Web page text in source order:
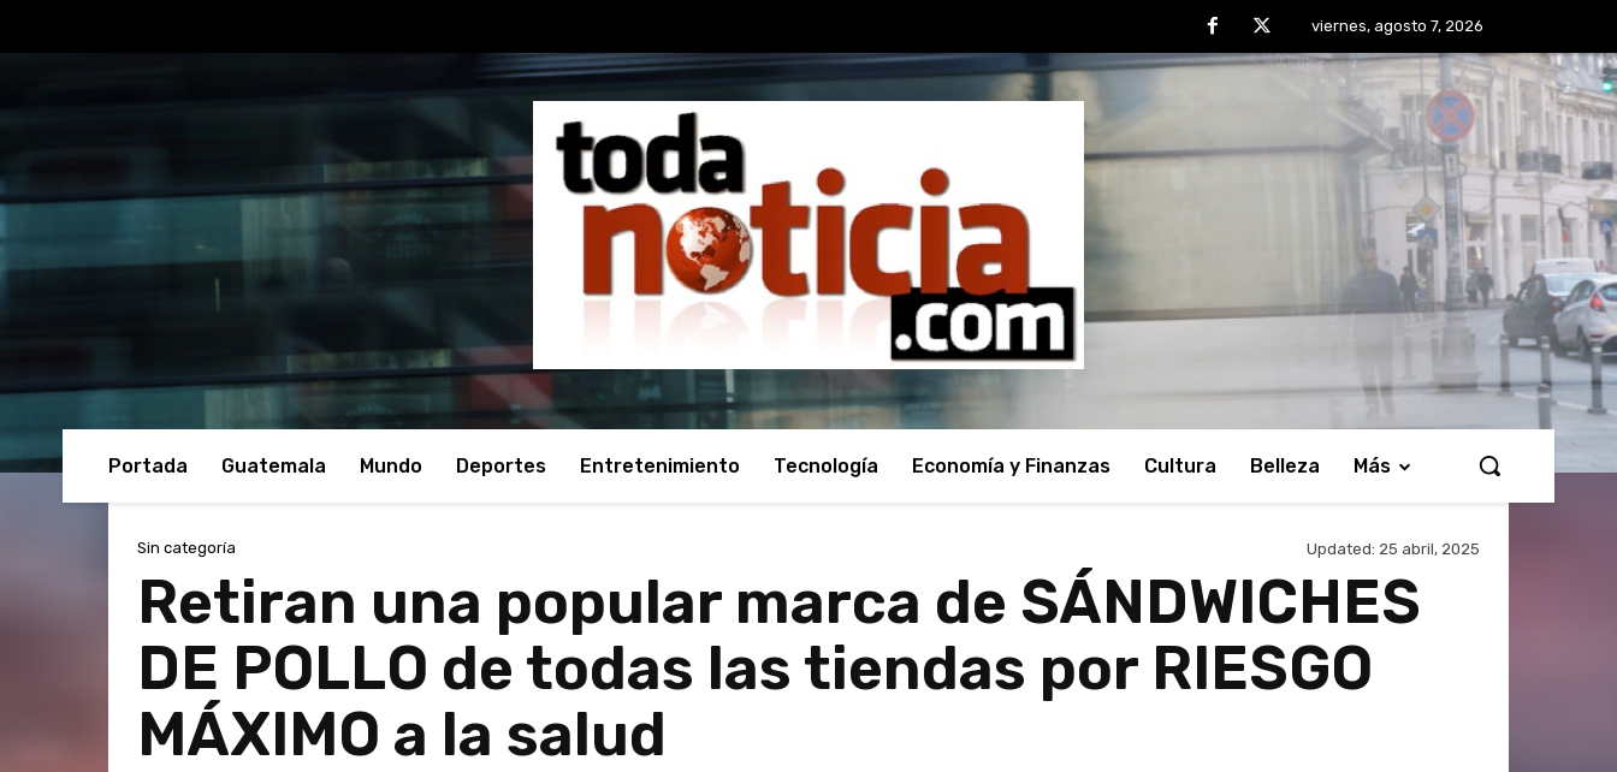
viernes, agosto 7, 2026
Portada Guatemala Mundo Deportes Entretenimiento Tecnología Economía y Finanzas Cultura Belleza Más
Sin categoría Updated: 25 abril, 2025
Retiran una popular marca de SÁNDWICHES
DE POLLO de todas las tiendas por RIESGO
MÁXIMO a la salud